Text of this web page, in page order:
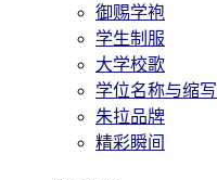
御赐学袍
学生制服
大学校歌
学位名称与缩写
朱拉品牌
精彩瞬间